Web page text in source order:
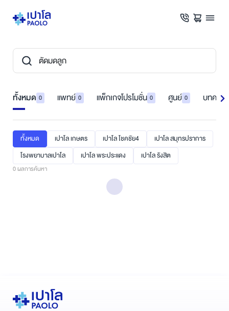
ทั้งหมด 0 แพทย์ 0 แพ็กเกจโปรโมชั่น 0 ศูนย์ 0 บทควา
ทั้งหมด เปาโล เกษตร เปาโล โชคชัย4
เปาโล สมุทรปราการ
โรงพยาบาลเปาโล
เปาโล พระประแดง เปาโล รังสิต
0ผลการค้นหา